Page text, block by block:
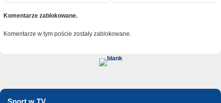
Komentarze zablokowane.
Komentarze w tym poście zostały zablokowane.
Sport w TV